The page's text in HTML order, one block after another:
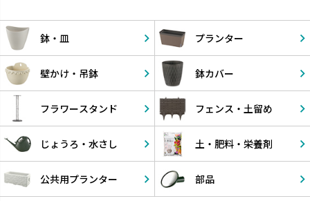
鉢・皿 プランター
壁かけ・ 吊鉢 鉢カバー
フラワースタンド フェンス・ 土留め
じょうろ・ 水さし 土・肥料・ 栄養剤
公共用プランター 部品